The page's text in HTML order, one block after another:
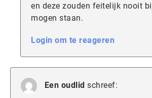
en deze zouden feitelijk nooit
mogen staan.
Login om te reageren
Een oudlid schreef: